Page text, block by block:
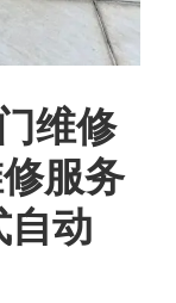
维修
服务
自动